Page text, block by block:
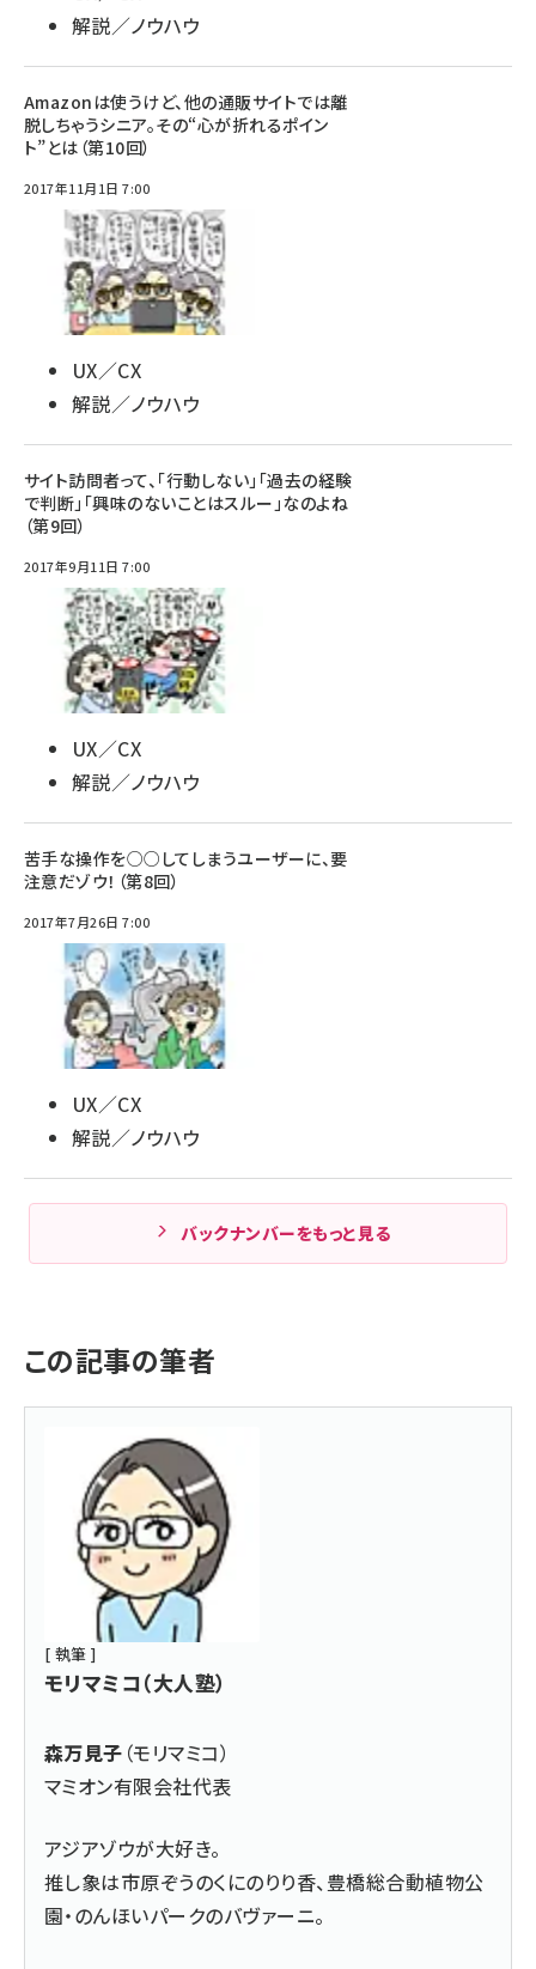
解説／ノウハウ
Amazonは使うけど、他の通販サイトでは離
脱しちゃうシニア。その“心が折れるポイン
ト”とは（第10回）
2017年11月1日 7:00
UX／CX
解説／ノウハウ
サイト訪問者って、「行動しない」「過去の経験
で判断」「興味のないことはスルー」なのよね
（第9回）
2017年9月11日 7:00
UX／CX
解説／ノウハウ
苦手な操作を○○してしまうユーザーに、要
注意だゾウ！（第8回）
2017年7月26日 7:00
UX／CX
解説／ノウハウ
バックナンバーをもっと見る
この記事の筆者
[ 執筆 ]
モリマミコ（大人塾）
森万見子 （モリマミコ）
マミオン有限会社代表
アジアゾウが大好き。
推し象は市原ぞうのくにのりり香、豊橋総合動植物公
園・のんほいパークのバヴァーニ。